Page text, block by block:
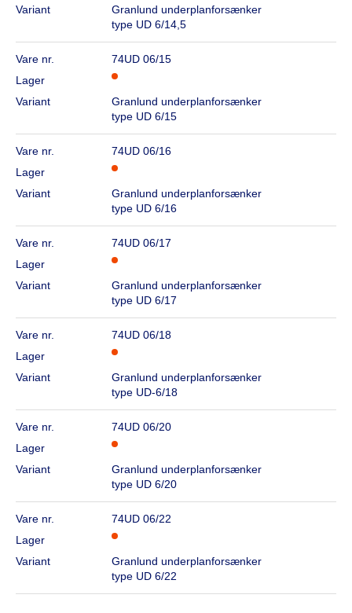
Variant
Granlund underplanforsænker
type UD 6/14,5
Vare nr.
74UD 06/15
Lager
Variant
Granlund underplanforsænker
type UD 6/15
Vare nr.
74UD 06/16
Lager
Variant
Granlund underplanforsænker
type UD 6/16
Vare nr.
74UD 06/17
Lager
Variant
Granlund underplanforsænker
type UD 6/17
Vare nr.
74UD 06/18
Lager
Variant
Granlund underplanforsænker
type UD-6/18
Vare nr.
74UD 06/20
Lager
Variant
Granlund underplanforsænker
type UD 6/20
Vare nr.
74UD 06/22
Lager
Variant
Granlund underplanforsænker
type UD 6/22